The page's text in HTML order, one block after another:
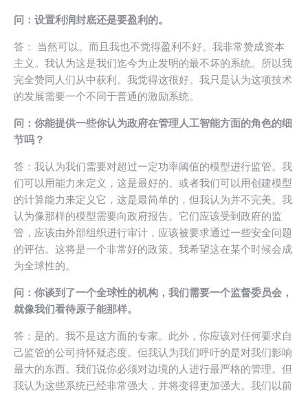
问：设置利润封底还是要盈利的。
答： 当然可以。而且我也不觉得盈利不好。我非常赞成资本
主义。我认为这是我们迄今为止发明的最不坏的系统。所以我
完全赞同人们从中获利。我觉得这很好。我只是认为这项技术
的发展需要一个不同于普通的激励系统。
问：你能提供一些你认为政府在管理人工智能方面的角色的细
节吗？
答：我认为我们需要对超过一定功率阈值的模型进行监管。我
们可以用能力来定义，这是最好的。或者我们可以用创建模型
的计算能力来定义它，这是最简单的，但我认为并不完美。我
认为像那样的模型需要向政府报告。它们应该受到政府的监
管，应该由外部组织进行审计，应该被要求通过一些安全问题
的评估。这将是一个非常好的政策。我希望这在某个时候会成
为全球性的。
问：你谈到了一个全球性的机构，我们需要一个监督委员会，
就像我们看待原子能那样。
答：是的。我不是这方面的专家。此外，你应该对任何要求自
己监管的公司持怀疑态度。但我认为我们呼吁的是对我们影响
最大的东西。我们说你必须对边境的人进行最严格的管理。但
我认为这些系统已经非常强大，并将变得更加强大。我们以前